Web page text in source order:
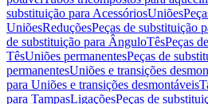
substituição para AcessóriosUniões
UniõesReduçõesPeças de substituição
de substituição para ÂnguloTêsPeças
TêsUniões permanentesPeças de
permanentesUniões e transições
para Uniões e transições desmontáveis
para TampasLigaçõesPeças de